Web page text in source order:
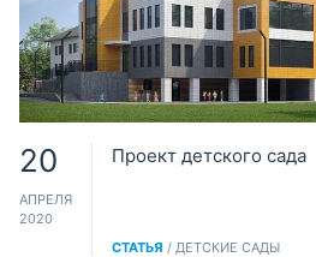
20
АПРЕЛЯ
2020
Проект детского сада
СТАТЬЯ / ДЕТСКИЕ САДЫ